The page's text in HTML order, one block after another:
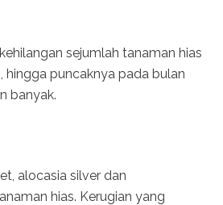
sejumlah tanaman hias
hingga puncaknya pada bulan
banyak.
alocasia silver dan
hias. Kerugian yang